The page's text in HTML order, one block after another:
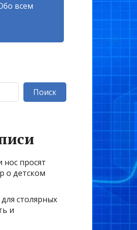
всем
Поиск
нос просят
о детском
столярных
и